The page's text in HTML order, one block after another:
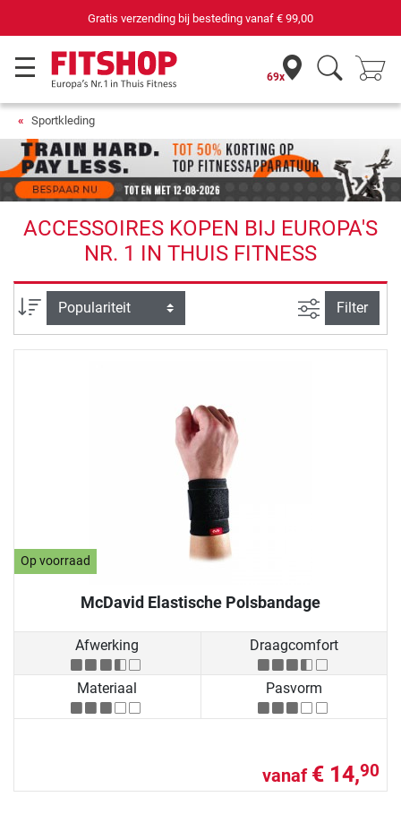
Gratis verzending bij besteding vanaf € 99,00
69x
Sportkleding
ACCESSOIRES KOPEN BIJ EUROPA'S
NR. 1 IN THUIS FITNESS
Sortering Zoeken
Filter
Op voorraad
McDavid Elastische Polsbandage
Afwerking Draagcomfort
Materiaal Pasvorm
vanaf € 14,90